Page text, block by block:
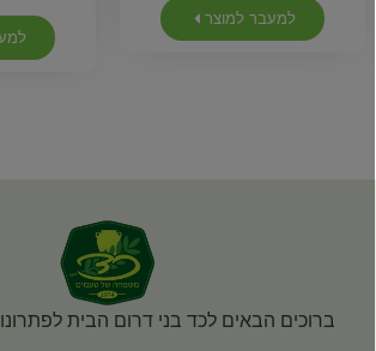
למעבר למוצר
ברוכים הבאים לכד בני דרום הבית